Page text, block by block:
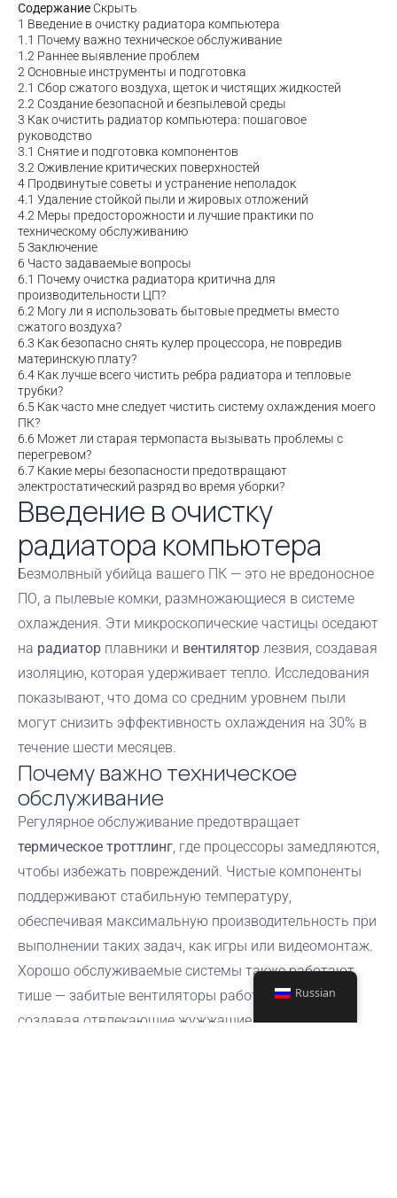
Содержание Скрыть
1 Введение в очистку радиатора компьютера
1.1 Почему важно техническое обслуживание
1.2 Раннее выявление проблем
2 Основные инструменты и подготовка
2.1 Сбор сжатого воздуха, щеток и чистящих жидкостей
2.2 Создание безопасной и безпылевой среды
3 Как очистить радиатор компьютера: пошаговое
руководство
3.1 Снятие и подготовка компонентов
3.2 Оживление критических поверхностей
4 Продвинутые советы и устранение неполадок
4.1 Удаление стойкой пыли и жировых отложений
4.2 Меры предосторожности и лучшие практики по
техническому обслуживанию
5 Заключение
6 Часто задаваемые вопросы
6.1 Почему очистка радиатора критична для
производительности ЦП?
6.2 Могу ли я использовать бытовые предметы вместо
сжатого воздуха?
6.3 Как безопасно снять кулер процессора, не повредив
материнскую плату?
6.4 Как лучше всего чистить ребра радиатора и тепловые
трубки?
6.5 Как часто мне следует чистить систему охлаждения моего
ПК?
6.6 Может ли старая термопаста вызывать проблемы с
перегревом?
6.7 Какие меры безопасности предотвращают
электростатический разряд во время уборки?
Введение в очистку
радиатора компьютера
Безмолвный убийца вашего ПК — это не вредоносное
ПО, а пылевые комки, размножающиеся в системе
охлаждения. Эти микроскопические частицы оседают
на радиатор плавники и вентилятор лезвия, создавая
изоляцию, которая удерживает тепло. Исследования
показывают, что дома со средним уровнем пыли
могут снизить эффективность охлаждения на 30% в
течение шести месяцев.
Почему важно техническое
обслуживание
Регулярное обслуживание предотвращает
термическое троттлинг, где процессоры замедляются,
чтобы избежать повреждений. Чистые компоненты
поддерживают стабильную температуру,
обеспечивая максимальную производительность при
выполнении таких задач, как игры или видеомонтаж.
Хорошо обслуживаемые системы также работают
тише — забитые вентиляторы работают усерднее,
создавая отвлекающие жужжащие звуки.
Russian